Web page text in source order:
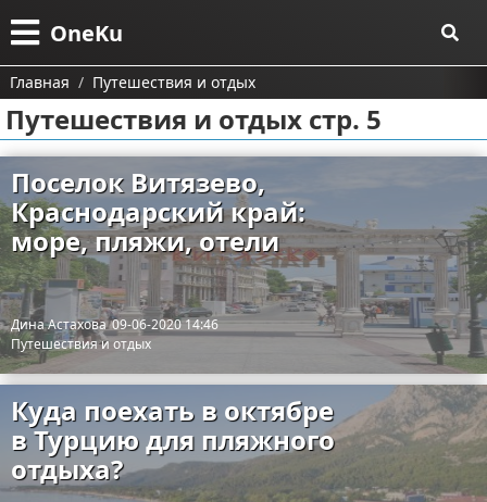
OneKu
Меню
Главная
Категории
Информационные технологии
Тесты и обзоры устройств
Автомобили
Ремонт авто
Строительство и ремонт
Финансы
Путешествия и отдых
Образование
Здоровье и красота
Поиск
О проекте
Контакты
Сотрудничество
Размещение рекламы
Для правообладателей
Условия предоставления информации
Главная Путешествия и отдых
Путешествия и отдых стр. 5
Поселок Витязево,
Краснодарский край:
море, пляжи, отели
Дина Астахова 09-06-2020 14:46
Путешествия и отдых
Куда поехать в октябре
в Турцию для пляжного
отдыха?